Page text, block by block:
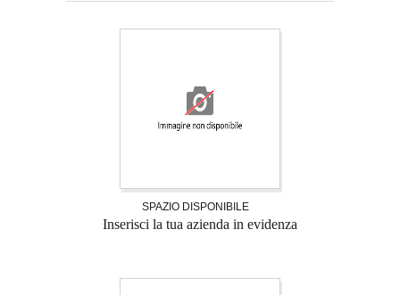
SPAZIO DISPONIBILE
Inserisci la tua azienda in evidenza